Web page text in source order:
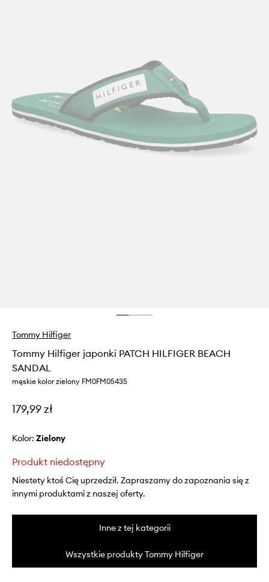
Tommy Hilfiger
Tommy Hilfiger japonki PATCH HILFIGER BEACH
SANDAL
męskie kolor zielony FM0FM05435
179,99 zł
Kolor: zielony
Produkt niedostępny
Niestety ktoś Cię uprzedził. Zapraszamy do zapoznania się z
innymi produktami z naszej oferty.
Inne z tej kategorii
Wszystkie produkty Tommy Hilfiger